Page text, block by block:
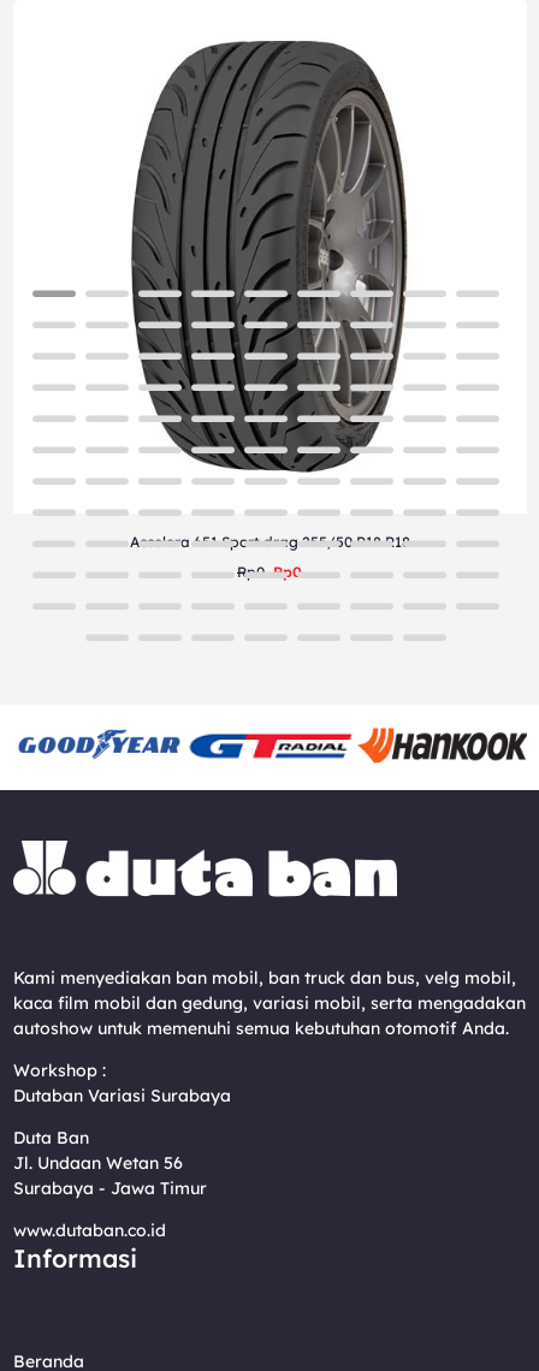
Accelera 651 Sport drag 255/50 R18 R18
Rp0 Rp0
Kami menyediakan ban mobil, ban truck dan bus, velg mobil,
kaca film mobil dan gedung, variasi mobil, serta mengadakan
autoshow untuk memenuhi semua kebutuhan otomotif Anda.
Workshop :
Dutaban Variasi Surabaya
Duta Ban
Jl. Undaan Wetan 56
Surabaya - Jawa Timur
www.dutaban.co.id
Informasi
Beranda